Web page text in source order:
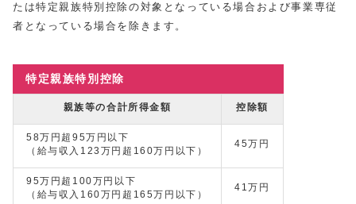
たは特定親族特別控除の対象となっている場合および事業専従
者となっている場合を除きます。
特定親族特別控除
親族等の合計所得金額 控除額
58万円超95万円以下
（給与収入123万円超160万円以下）
45万円
95万円超100万円以下
（給与収入160万円超165万円以下）
41万円